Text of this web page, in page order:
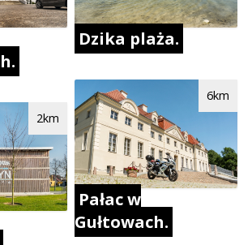
2km
Dzika plaża.
Pałac w
Gułtowach.
6km